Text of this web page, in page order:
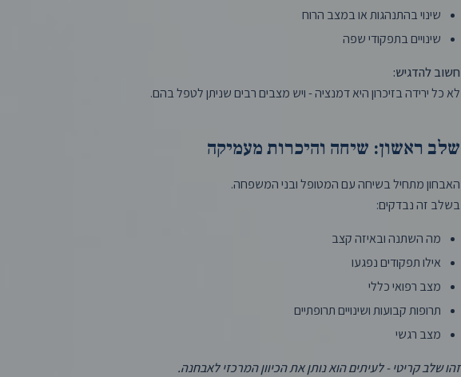
שינוי בהתנהגות או במצב הרוח
שינויים בתפקודי שפה
חשוב להדגיש:
לא כל ירידה בזיכרון היא דמנציה - ויש מצבים רבים שניתן לטפל בהם.
שלב ראשון: שיחה והיכרות מעמיקה
האבחון מתחיל בשיחה עם המטופל ובני המשפחה.
בשלב זה נבדקים:
מה השתנה ובאיזה קצב
אילו תפקודים נפגעו
מצב רפואי כללי
תרופות קבועות ושינויים תרופתיים
מצב רגשי
זהו שלב קריטי - לעיתים הוא נותן את הכיוון המרכזי לאבחנה.